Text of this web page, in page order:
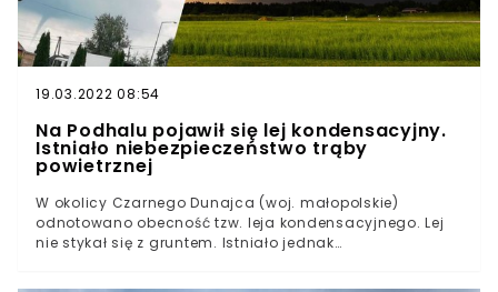
wschodzie, około 25°C w centrum, do 28°C na
zachodzie.#IMGW pic.twitter.com/bToiUD6DRj— IMGW-
PIB METEO POLSKA (@IMGWmeteo) July 4, 2021
19.03.2022 08:54
Na Podhalu pojawił się lej kondensacyjny.
Istniało niebezpieczeństwo trąby
powietrznej
W okolicy Czarnego Dunajca (woj. małopolskie)
odnotowano obecność tzw. leja kondensacyjnego. Lej
nie stykał się z gruntem. Istniało jednak